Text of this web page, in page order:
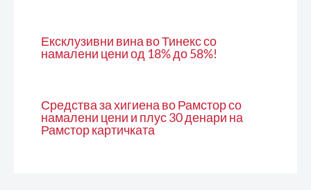
Ексклузивни вина во Тинекс со
намалени цени од 18% до 58%!
Средства за хигиена во Рамстор со
намалени цени и плус 30 денари на
Рамстор картичката